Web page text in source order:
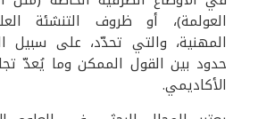
العولمة)، أو ظروف التنشئة
المهنية، والتي تحدّد، على سبيل
حدود بين القول الممكن وما يُعدّ
الأكاديمي.